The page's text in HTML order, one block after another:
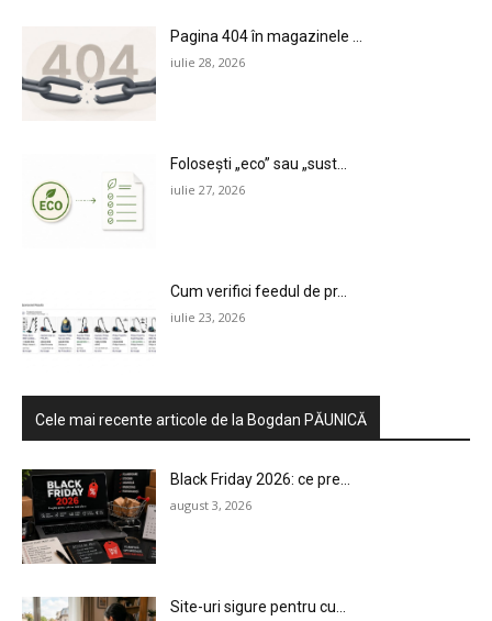
E-COMMERCE
EVENIMENTE
MARKETING
STUDIES
Pagina 404 în magazinele ...
iulie 28, 2026
Folosești „eco” sau „sust...
iulie 27, 2026
Cum verifici feedul de pr...
iulie 23, 2026
Cele mai recente articole de la Bogdan PĂUNICĂ
Black Friday 2026: ce pre...
august 3, 2026
Site-uri sigure pentru cu...